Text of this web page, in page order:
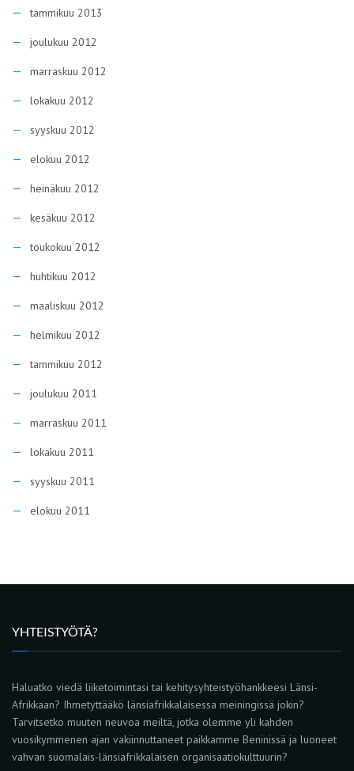
tammikuu 2013
joulukuu 2012
marraskuu 2012
lokakuu 2012
syyskuu 2012
elokuu 2012
heinäkuu 2012
kesäkuu 2012
toukokuu 2012
huhtikuu 2012
maaliskuu 2012
helmikuu 2012
tammikuu 2012
joulukuu 2011
marraskuu 2011
lokakuu 2011
syyskuu 2011
elokuu 2011
YHTEISTYÖTÄ?
Haluatko viedä liiketoimintasi tai kehitysyhteistyöhankkeesi Länsi-
Afrikkaan? Ihmetyttääkö länsiafrikkalaisessa meiningissä jokin?
Tarvitsetko muuten neuvoa meiltä, jotka olemme yli kahden
vuosikymmenen ajan vakiinnuttaneet paikkamme Beninissä ja luoneet
vahvan suomalais-länsiafrikkalaisen organisaatiokulttuurin?